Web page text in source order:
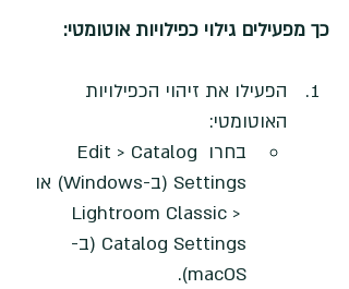
כך מפעילים גילוי כפילויות אוטומטי:
הפעילו את זיהוי הכפילויות
האוטומטי:
בחרו Edit > Catalog
Settings (ב-Windows) או
Lightroom Classic >
Catalog Settings (ב-
macOS).